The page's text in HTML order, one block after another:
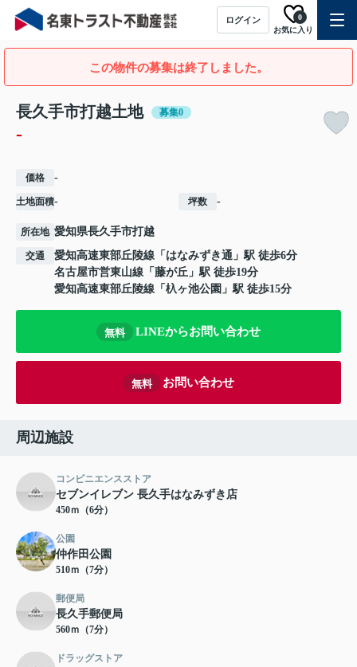
ログイン
お気に入り
0
この物件の募集は終了しました。
長久手市打越土地 募集0
-
価格 -
土地面積- 坪数 -
所在地 愛知県長久手市打越
交通 愛知高速東部丘陵線 「 はなみずき通 」駅 徒歩6分
名古屋市営東山線 「 藤が丘 」駅 徒歩19分
愛知高速東部丘陵線 「 杁ヶ池公園 」駅 徒歩15分
無料 LINEからお問い合わせ
無料 お問い合わせ
周辺施設
コンビニエンスストア
セブンイレブン 長久手はなみずき店
450ｍ（6分）
公園
仲作田公園
510ｍ（7分）
郵便局
長久手郵便局
560ｍ（7分）
ドラッグストア